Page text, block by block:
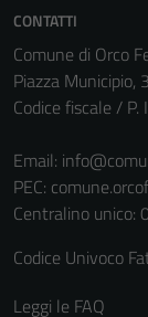
CONTATTI
Comune di Orco
Piazza Municipio,
Codice fiscale /
Email:
PEC:
Centralino unico:
Codice Univoco
Leggi le FAQ